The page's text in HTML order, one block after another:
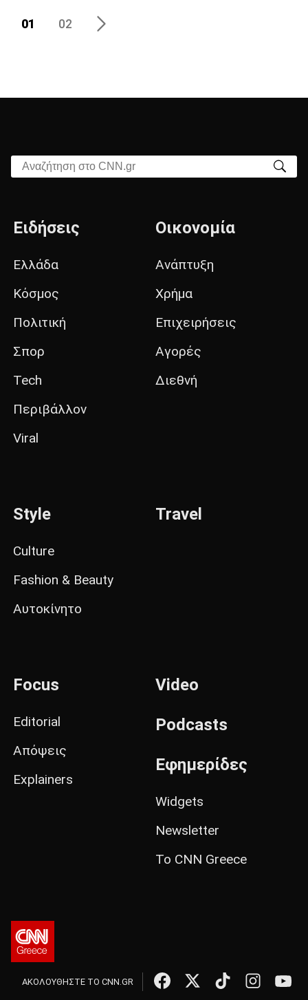
01 02
Αναζήτηση στο CNN.gr
Ειδήσεις
Ελλάδα
Κόσμος
Πολιτική
Σπορ
Tech
Περιβάλλον
Viral
Οικονομία
Ανάπτυξη
Χρήμα
Επιχειρήσεις
Αγορές
Διεθνή
Style
Culture
Fashion & Beauty
Αυτοκίνητο
Travel
Focus
Editorial
Απόψεις
Explainers
Video
Podcasts
Εφημερίδες
Widgets
Newsletter
Το CNN Greece
ΑΚΟΛΟΥΘΗΣΤΕ ΤΟ CNN.GR